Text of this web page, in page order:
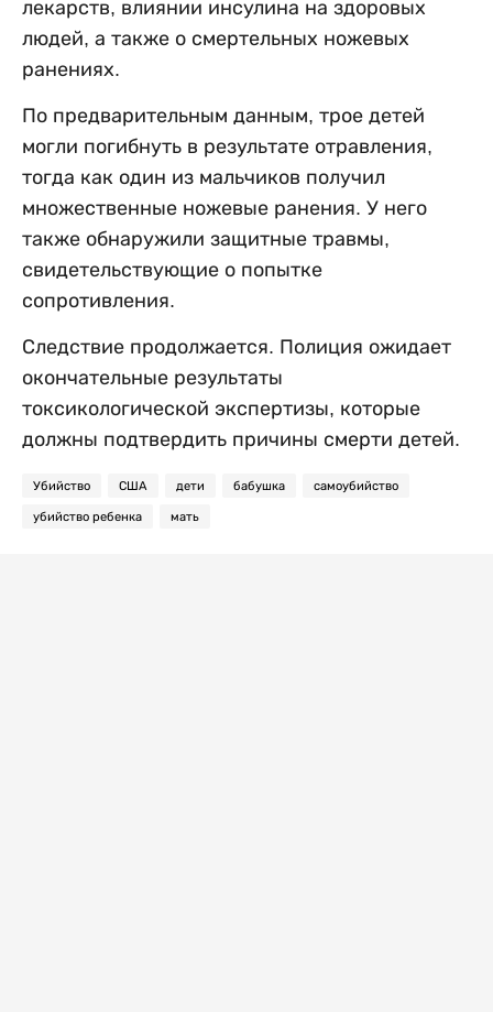
лекарств, влиянии инсулина на здоровых
людей, а также о смертельных ножевых
ранениях.
По предварительным данным, трое детей
могли погибнуть в результате отравления,
тогда как один из мальчиков получил
множественные ножевые ранения. У него
также обнаружили защитные травмы,
свидетельствующие о попытке
сопротивления.
Следствие продолжается. Полиция ожидает
окончательные результаты
токсикологической экспертизы, которые
должны подтвердить причины смерти детей.
Убийство США дети бабушка самоубийство
убийство ребенка мать